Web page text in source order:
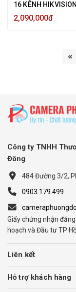
16 KÊNH
7616NI-K1 8MP
4K HIK-CONNECT -
2,090,000đ
Công ty TNHH
Đông
484 Đường 3/2,
0903.179.499
Giấy chứng nhận
hoạch và Đầu tư TP
Liên kết
Hỗ trợ khách hàng